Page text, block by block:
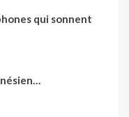
qui sonnent